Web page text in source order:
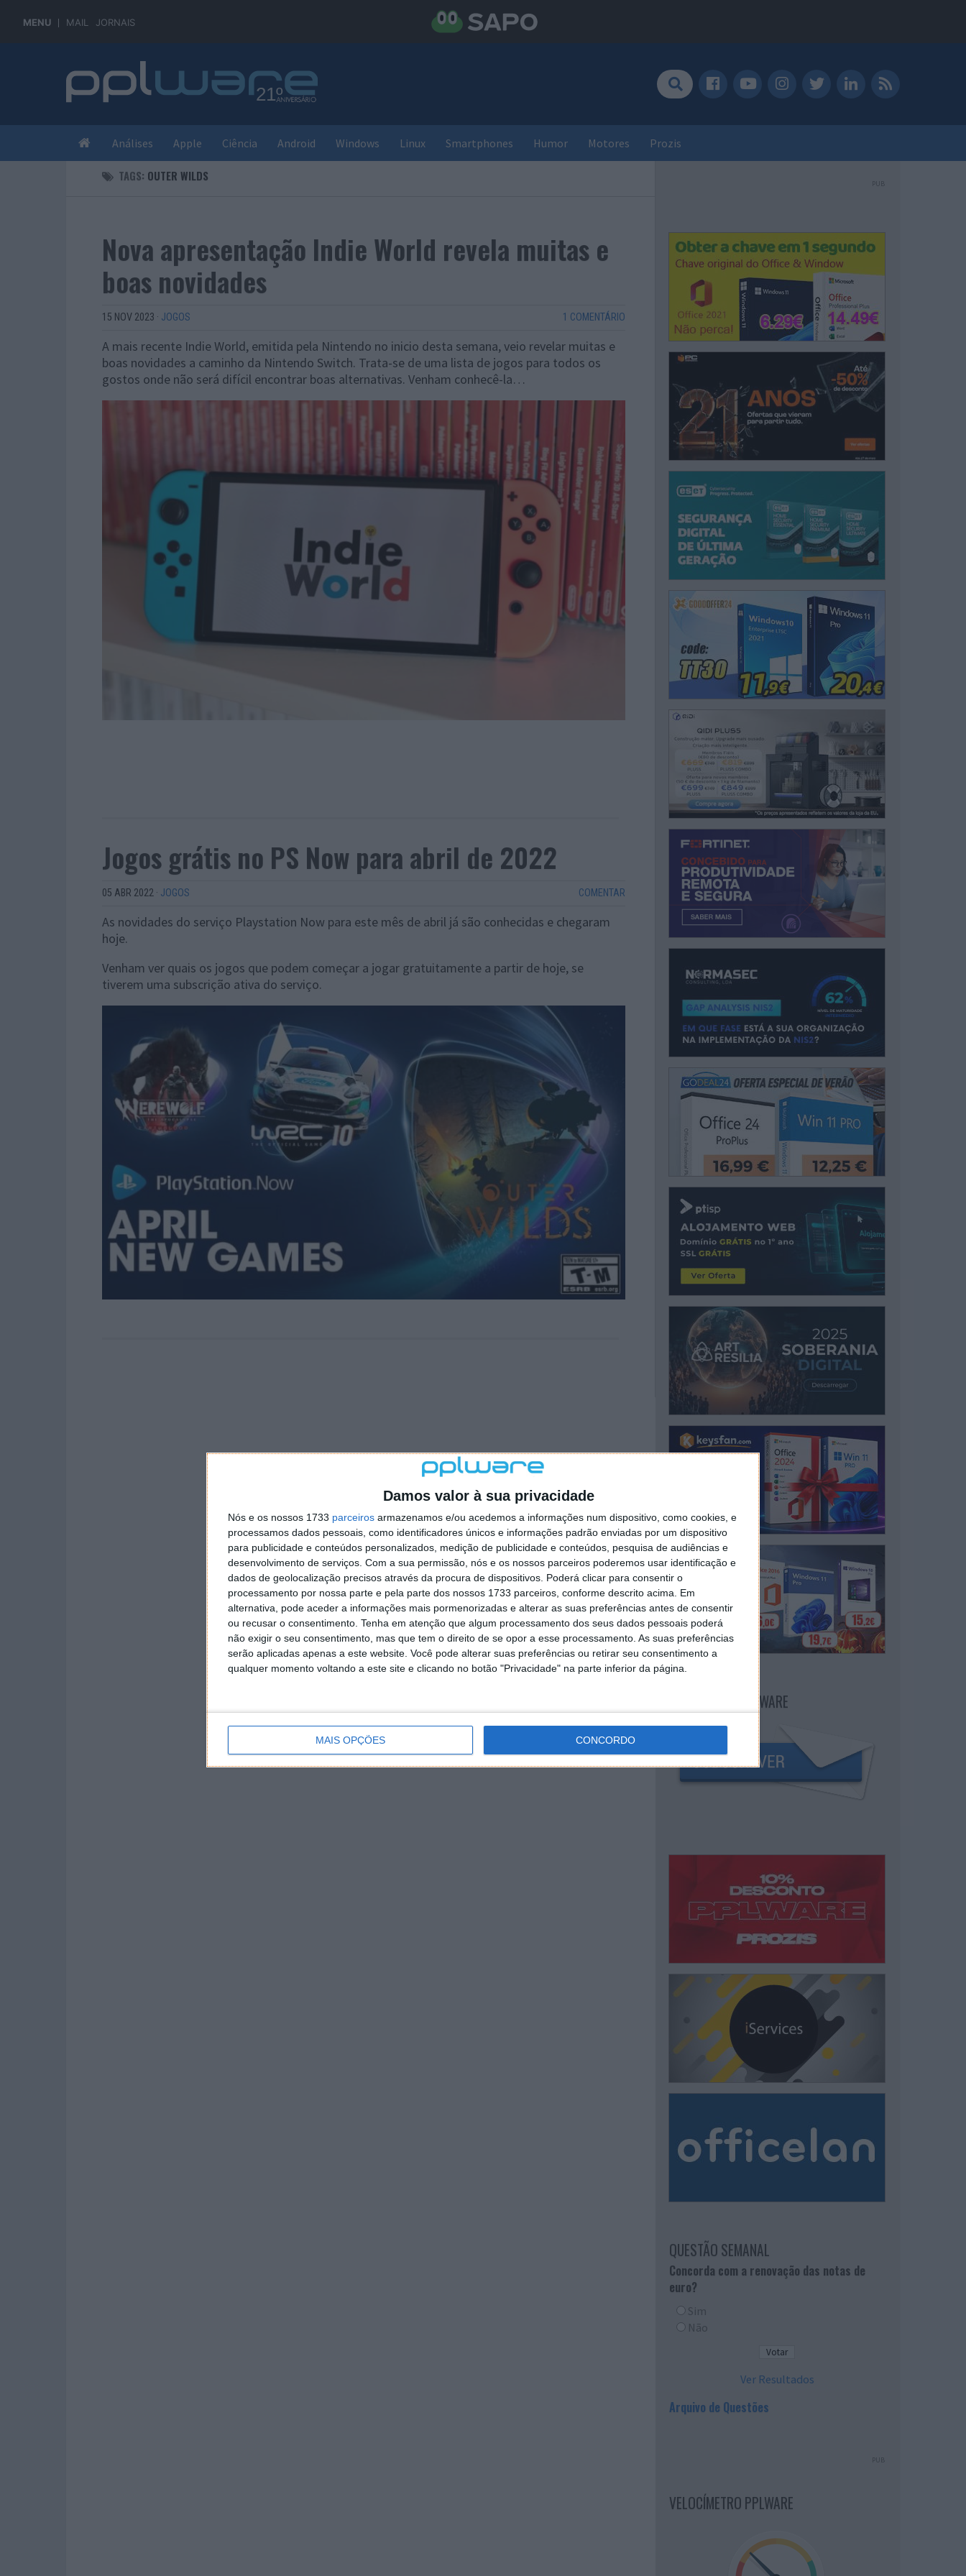
Damos valor à sua privacidade
Nós e os nossos 1733 parceiros armazenamos e/ou acedemos a informações num dispositivo, como cookies, e
processamos dados pessoais, como identificadores únicos e informações padrão enviadas por um dispositivo
para publicidade e conteúdos personalizados, medição de publicidade e conteúdos, pesquisa de audiências e
desenvolvimento de serviços. Com a sua permissão, nós e os nossos parceiros poderemos usar identificação e
dados de geolocalização precisos através da procura de dispositivos. Poderá clicar para consentir o
processamento por nossa parte e pela parte dos nossos 1733 parceiros, conforme descrito acima. Em
alternativa, pode aceder a informações mais pormenorizadas e alterar as suas preferências antes de consentir
ou recusar o consentimento. Tenha em atenção que algum processamento dos seus dados pessoais poderá
não exigir o seu consentimento, mas que tem o direito de se opor a esse processamento. As suas preferências
serão aplicadas apenas a este website. Você pode alterar suas preferências ou retirar seu consentimento a
qualquer momento voltando a este site e clicando no botão "Privacidade" na parte inferior da página.
MAIS OPÇÕES CONCORDO
MENU MAIL JORNAIS
Análises Apple Ciência Android Windows Linux Smartphones Humor Motores Prozis
TAGS: OUTER WILDS
Nova apresentação Indie World revela muitas e
boas novidades
15 NOV 2023 · JOGOS 1 COMENTÁRIO
A mais recente Indie World, emitida pela Nintendo no inicio desta semana, veio revelar muitas e
boas novidades a caminho da Nintendo Switch. Trata-se de uma lista de jogos para todos os
gostos onde não será difícil encontrar boas alternativas. Venham conhecê-la…
Jogos grátis no PS Now para abril de 2022
05 ABR 2022 · JOGOS COMENTAR
As novidades do serviço Playstation Now para este mês de abril já são conhecidas e chegaram
hoje.
Venham ver quais os jogos que podem começar a jogar gratuitamente a partir de hoje, se
tiverem uma subscrição ativa do serviço.
PUB
NEWSLETTER PPLWARE
QUESTÃO SEMANAL
Concorda com a renovação das notas de
euro?
Sim
Não
Ver Resultados
Arquivo de Questões
PUB
VELOCÍMETRO PPLWARE